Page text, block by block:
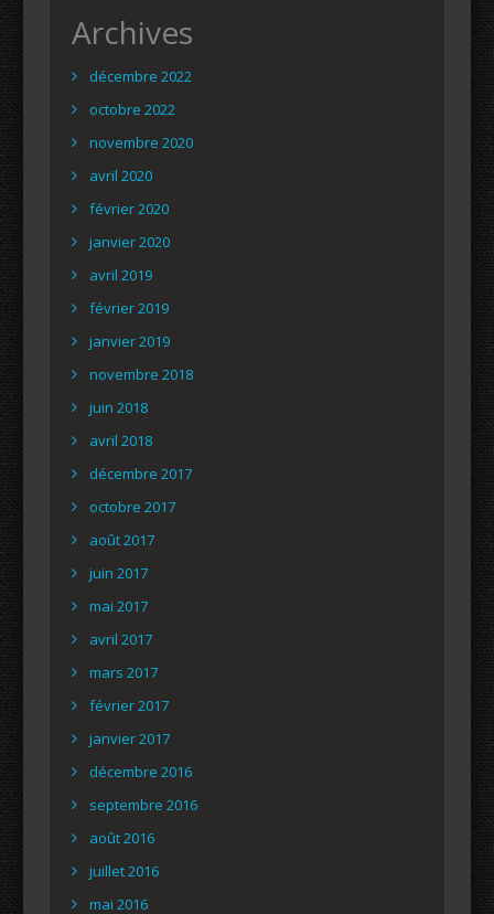
Archives
décembre 2022
octobre 2022
novembre 2020
avril 2020
février 2020
janvier 2020
avril 2019
février 2019
janvier 2019
novembre 2018
juin 2018
avril 2018
décembre 2017
octobre 2017
août 2017
juin 2017
mai 2017
avril 2017
mars 2017
février 2017
janvier 2017
décembre 2016
septembre 2016
août 2016
juillet 2016
mai 2016